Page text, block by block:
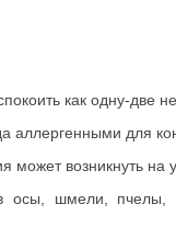
как одну-две
для
возникнуть на
шмели, пчелы,